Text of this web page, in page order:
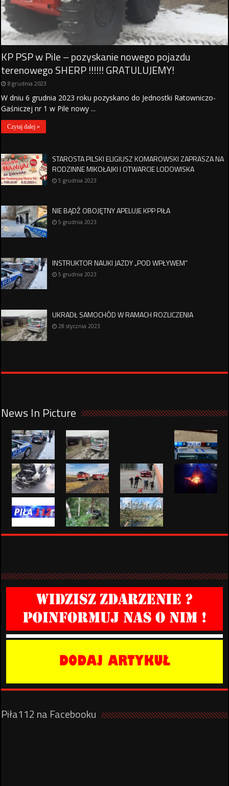
KP PSP w Pile – pozyskanie nowego pojazdu
terenowego SHERP !!!!!! GRATULUJEMY!
8 grudnia 2023
W dniu 6 grudnia 2023 roku pozyskano do Jednostki Ratowniczo-
Gaśniczej nr 1 w Pile nowy ...
Czytaj dalej »
STAROSTA PILSKI ELIGIUSZ KOMAROWSKI ZAPRASZA NA
RODZINNE MIKOŁAJKI I OTWARCIE LODOWISKA
5 grudnia 2023
NIE BĄDŹ OBOJĘTNY APELUJE KPP PIŁA
5 grudnia 2023
INSTRUKTOR NAUKI JAZDY „POD WPŁYWEM”
5 grudnia 2023
UKRADŁ SAMOCHÓD W RAMACH ROZLICZENIA
28 stycznia 2023
News In Picture
Piła112 na Facebooku